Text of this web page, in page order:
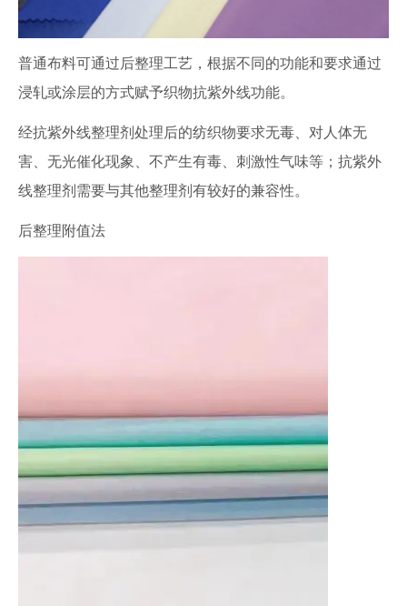
普通布料可通过后整理工艺，根据不同的功能和要求通过
浸轧或涂层的方式赋予织物抗紫外线功能。
经抗紫外线整理剂处理后的纺织物要求无毒、对人体无
害、无光催化现象、不产生有毒、刺激性气味等；抗紫外
线整理剂需要与其他整理剂有较好的兼容性。
后整理附值法